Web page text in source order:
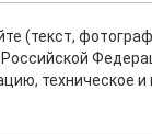
(текст,
техническое